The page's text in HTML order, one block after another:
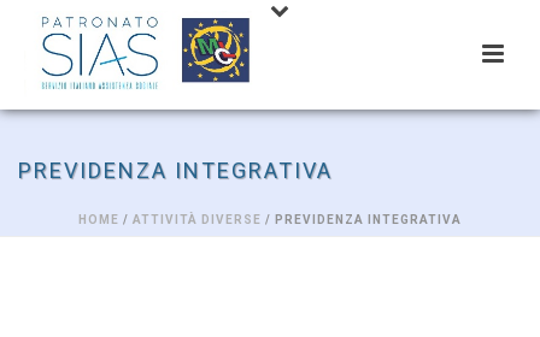
PREVIDENZA INTEGRATIVA
HOME / ATTIVITÀ DIVERSE / PREVIDENZA INTEGRATIVA